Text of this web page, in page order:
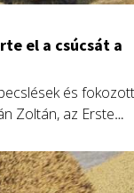
el a csúcsát a
és fokozott
Zoltán, az Erste
tényezőket.